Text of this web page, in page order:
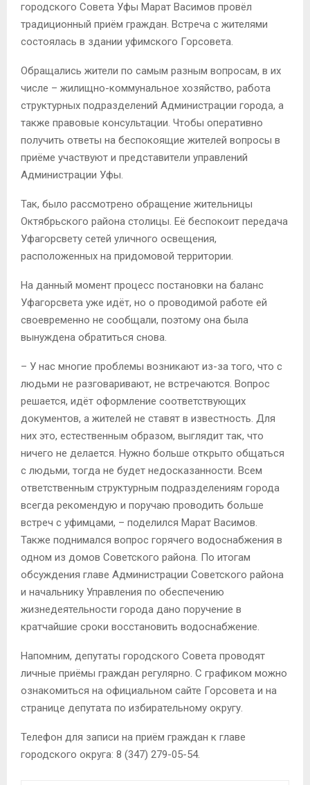
городского Совета Уфы Марат Васимов провёл
традиционный приём граждан. Встреча с жителями
состоялась в здании уфимского Горсовета.
Обращались жители по самым разным вопросам, в их
числе – жилищно-коммунальное хозяйство, работа
структурных подразделений Администрации города, а
также правовые консультации. Чтобы оперативно
получить ответы на беспокоящие жителей вопросы в
приёме участвуют и представители управлений
Администрации Уфы.
Так, было рассмотрено обращение жительницы
Октябрьского района столицы. Её беспокоит передача
Уфагорсвету сетей уличного освещения,
расположенных на придомовой территории.
На данный момент процесс постановки на баланс
Уфагорсвета уже идёт, но о проводимой работе ей
своевременно не сообщали, поэтому она была
вынуждена обратиться снова.
– У нас многие проблемы возникают из-за того, что с
людьми не разговаривают, не встречаются. Вопрос
решается, идёт оформление соответствующих
документов, а жителей не ставят в известность. Для
них это, естественным образом, выглядит так, что
ничего не делается. Нужно больше открыто общаться
с людьми, тогда не будет недосказанности. Всем
ответственным структурным подразделениям города
всегда рекомендую и поручаю проводить больше
встреч с уфимцами, – поделился Марат Васимов.
Также поднимался вопрос горячего водоснабжения в
одном из домов Советского района. По итогам
обсуждения главе Администрации Советского района
и начальнику Управления по обеспечению
жизнедеятельности города дано поручение в
кратчайшие сроки восстановить водоснабжение.
Напомним, депутаты городского Совета проводят
личные приёмы граждан регулярно. С графиком можно
ознакомиться на официальном сайте Горсовета и на
странице депутата по избирательному округу.
Телефон для записи на приём граждан к главе
городского округа: 8 (347) 279-05-54.